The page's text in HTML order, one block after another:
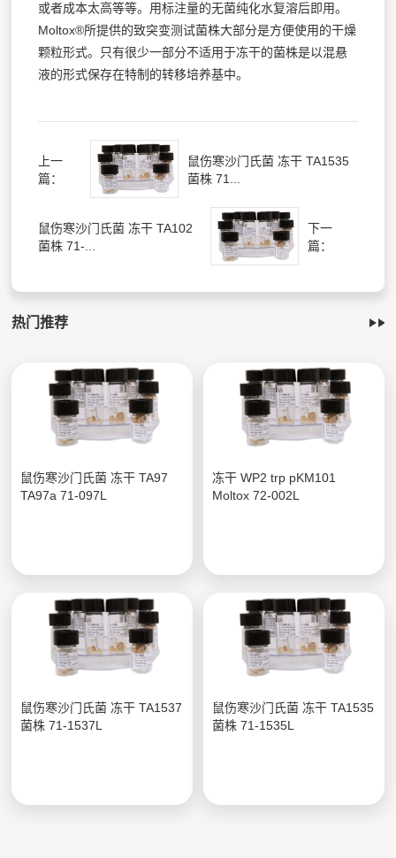
或者成本太高等等。用标注量的无菌纯化水复溶后即用。
Moltox®所提供的致突变测试菌株大部分是方便使用的干燥
颗粒形式。只有很少一部分不适用于冻干的菌株是以混悬
液的形式保存在特制的转移培养基中。
上一
篇：
鼠伤寒沙门氏菌 冻干 TA1535
菌株 71...
鼠伤寒沙门氏菌 冻干 TA102
菌株 71-...
下一
篇：
热门推荐
鼠伤寒沙门氏菌 冻干 TA97
TA97a 71-097L
冻干 WP2 trp pKM101
Moltox 72-002L
鼠伤寒沙门氏菌 冻干 TA1537
菌株 71-1537L
鼠伤寒沙门氏菌 冻干 TA1535
菌株 71-1535L